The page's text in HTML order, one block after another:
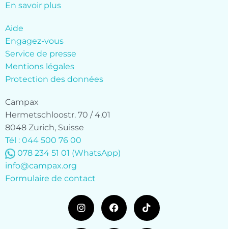
En savoir plus
Aide
Engagez-vous
Service de presse
Mentions légales
Protection des données
Campax
Hermetschloostr. 70 / 4.01
8048 Zurich, Suisse
Tél : 044 500 76 00
078 234 51 01 (WhatsApp)
info@campax.org
Formulaire de contact